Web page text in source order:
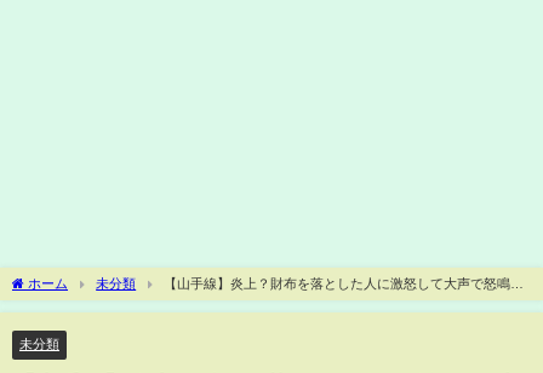
ホーム 未分類
【山手線】炎上？財布を落とした人に激怒して大声で怒鳴る
JRの駅員
未分類